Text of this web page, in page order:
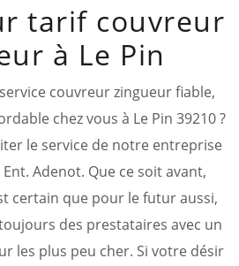
tarif couvreur
à Le Pin
couvreur zingueur fiable,
chez vous à Le Pin 39210 ?
le service de notre entreprise
Adenot. Que ce soit avant,
certain que pour le futur aussi,
des prestataires avec un
les plus peu cher. Si votre désir